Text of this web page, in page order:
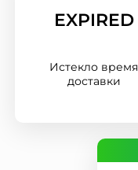
EXPIRED
Истекло время
доставки